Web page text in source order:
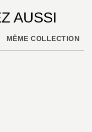
AUSSI
MÊME COLLECTION